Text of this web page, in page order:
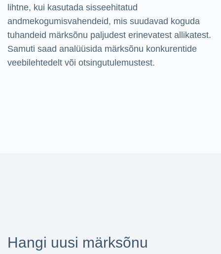
lihtne, kui kasutada sisseehitatud
andmekogumisvahendeid, mis suudavad koguda
tuhandeid märksõnu paljudest erinevatest allikatest.
Samuti saad analüüsida märksõnu konkurentide
veebilehtedelt või otsingutulemustest.
Hangi uusi märksõnu